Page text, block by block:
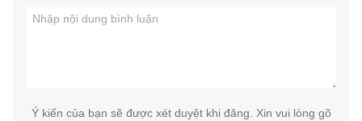
Ý kiến của bạn sẽ được xét duyệt khi đăng. Xin vui lòng gõ